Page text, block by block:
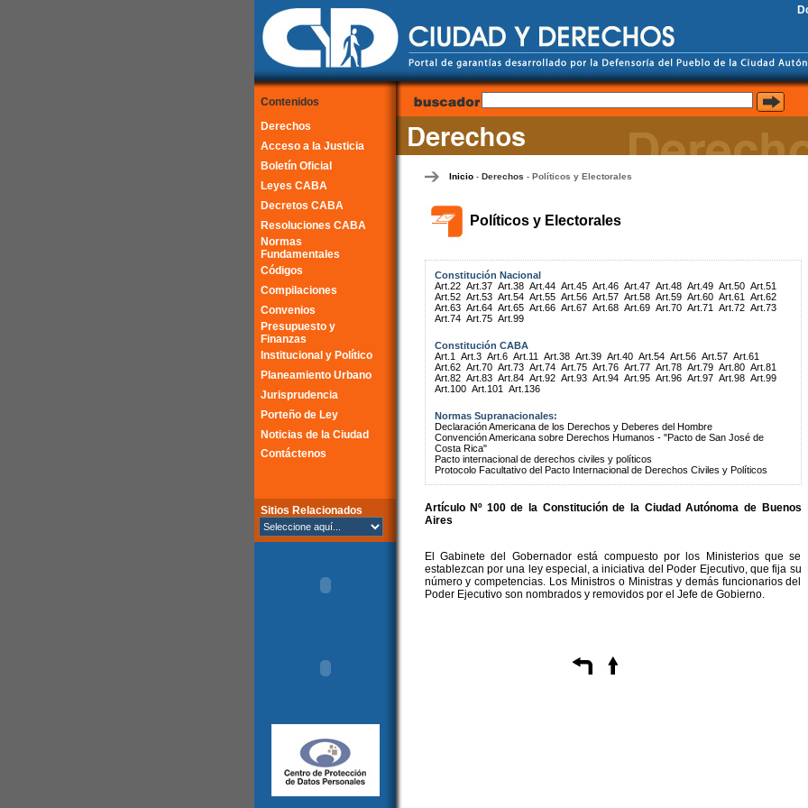
Contenidos
Derechos
Acceso a la Justicia
Boletín Oficial
Leyes CABA
Decretos CABA
Resoluciones CABA
Normas
Fundamentales
Códigos
Compilaciones
Convenios
Presupuesto y
Finanzas
Institucional y Político
Planeamiento Urbano
Jurisprudencia
Porteño de Ley
Noticias de la Ciudad
Contáctenos
Sitios Relacionados
Inicio- Derechos - Políticos y Electorales
Políticos y Electorales
Constitución Nacional
Art.22 Art.37 Art.38 Art.44 Art.45 Art.46 Art.47 Art.48 Art.49 Art.50 Art.51
Art.52 Art.53 Art.54 Art.55 Art.56 Art.57 Art.58 Art.59 Art.60 Art.61
Art.62
Art.63 Art.64 Art.65 Art.66 Art.67 Art.68 Art.69 Art.70 Art.71 Art.72 Art.73
Art.74 Art.75 Art.99
Constitución CABA
Art.1
Art.3 Art.6 Art.11 Art.38 Art.39 Art.40 Art.54 Art.56 Art.57 Art.61
Art.62 Art.70 Art.73 Art.74 Art.75 Art.76 Art.77 Art.78 Art.79 Art.80 Art.81
Art.82 Art.83 Art.84 Art.92 Art.93 Art.94 Art.95 Art.96 Art.97 Art.98 Art.99
Art.100 Art.101 Art.136
Normas Supranacionales:
Declaración Americana de los Derechos y Deberes del Hombre
Convención Americana sobre Derechos Humanos - "Pacto de San José de
Costa Rica"
Pacto internacional de derechos civiles y políticos
Protocolo Facultativo del Pacto Internacional de Derechos Civiles y Políticos
Artículo Nº 100 de la Constituciónde la Ciudad Autónoma de Buenos
Aires
El Gabinete del Gobernador está compuesto por los Ministerios que se
establezcan por una ley especial, a iniciativa del Poder Ejecutivo, que fija su
número y competencias. Los Ministros o Ministras y demás funcionarios del
Poder Ejecutivo son nombrados y removidos por el Jefe de Gobierno.